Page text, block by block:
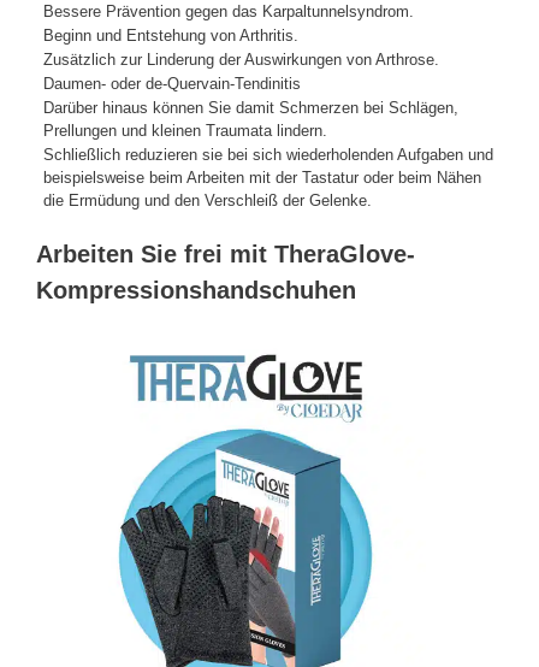
Bessere Prävention gegen das Karpaltunnelsyndrom.
Beginn und Entstehung von Arthritis.
Zusätzlich zur Linderung der Auswirkungen von Arthrose.
Daumen- oder de-Quervain-Tendinitis
Darüber hinaus können Sie damit Schmerzen bei Schlägen,
Prellungen und kleinen Traumata lindern.
Schließlich reduzieren sie bei sich wiederholenden Aufgaben und
beispielsweise beim Arbeiten mit der Tastatur oder beim Nähen
die Ermüdung und den Verschleiß der Gelenke.
Arbeiten Sie frei mit TheraGlove-
Kompressionshandschuhen